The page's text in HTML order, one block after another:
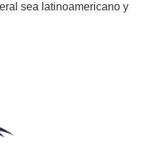
sea latinoamericano y